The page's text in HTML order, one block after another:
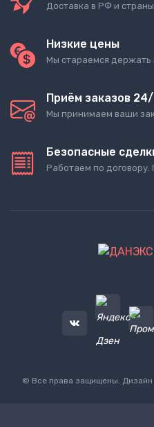
Доставка в РФ и
Низкие цены
Мы стараемся держать
Приём заказов
Мы принимаем ваши
Безопасные
Работаем по договору.
© Все права защищены. Дизайн